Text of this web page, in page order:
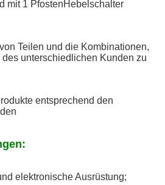
mit 1 PfostenHebelschalter
Teilen und die Kombinationen,
des unterschiedlichen Kunden zu
entsprechend den
elektronische Ausrüstung;